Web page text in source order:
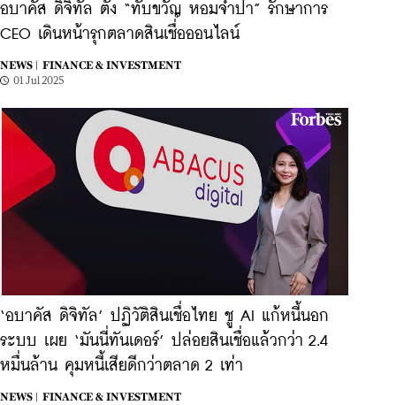
อบาคัส ดิจิทัล ตั้ง “ทับขวัญ หอมจำปา” รักษาการ
CEO เดินหน้ารุกตลาดสินเชื่อออนไลน์
NEWS |
FINANCE & INVESTMENT
01 Jul 2025
‘อบาคัส ดิจิทัล’ ปฏิวัติสินเชื่อไทย ชู AI แก้หนี้นอก
ระบบ เผย ‘มันนี่ทันเดอร์’ ปล่อยสินเชื่อแล้วกว่า 2.4
หมื่นล้าน คุมหนี้เสียดีกว่าตลาด 2 เท่า
NEWS |
FINANCE & INVESTMENT